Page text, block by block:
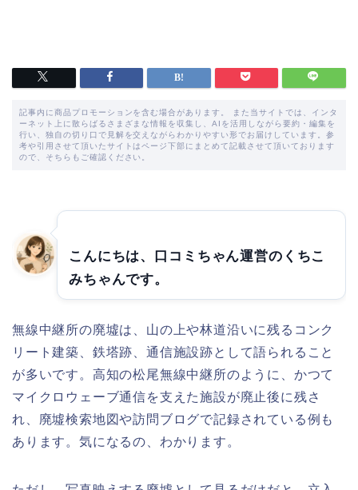
記事内に商品プロモーションを含む場合があります。 また当サイトでは、インタ
ーネット上に散らばるさまざまな情報を収集し、AIを活用しながら要約・編集を
行い、独自の切り口で見解を交えながらわかりやすい形でお届けしています。参
考や引用させて頂いたサイトはページ下部にまとめて記載させて頂いております
ので、そちらもご確認ください。
こんにちは、口コミちゃん運営のくちこ
みちゃんです。
無線中継所の廃墟は、山の上や林道沿いに残るコンク
リート建築、鉄塔跡、通信施設跡として語られること
が多いです。高知の松尾無線中継所のように、かつて
マイクロウェーブ通信を支えた施設が廃止後に残さ
れ、廃墟検索地図や訪問ブログで記録されている例も
あります。気になるの、わかります。